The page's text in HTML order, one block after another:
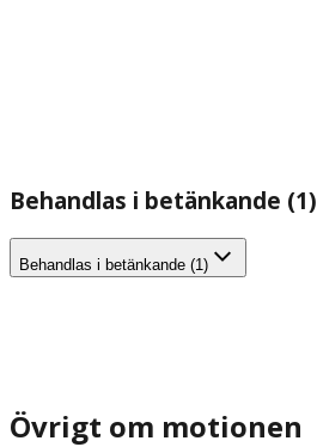
Behandlas i betänkande (1)
Behandlas i betänkande (1)
Övrigt om motionen